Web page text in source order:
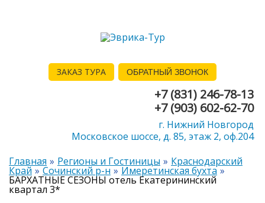
ЗАКАЗ ТУРА ОБРАТНЫЙ ЗВОНОК
+7 (831) 246-78-13
+7 (903) 602-62-70
г. Нижний Новгород
Московское шоссе, д. 85, этаж 2, оф.204
Главная
Регионы и Гостиницы Краснодарский
Край Сочинский р-н Имеретинская бухта
БАРХАТНЫЕ СЕЗОНЫ отель Екатерининский
квартал 3*